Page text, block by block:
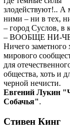
злодействуют!.. А
ними – ни в тех,
– город Суслов, в
– ВООБЩЕ НИ-
Ничего заметного
мирового
для
общества, хоть и
черной нечисти.
Евгений Лукин
Собачья".
Стивен Кинг